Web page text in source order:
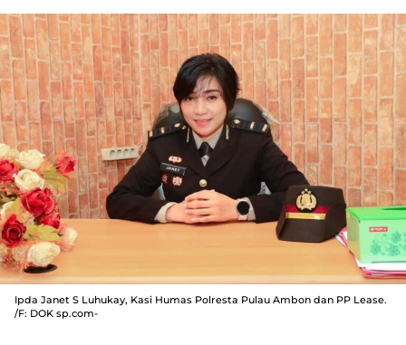
Ipda Janet S Luhukay, Kasi Humas Polresta Pulau Ambon dan PP Lease.
/F: DOK sp.com-